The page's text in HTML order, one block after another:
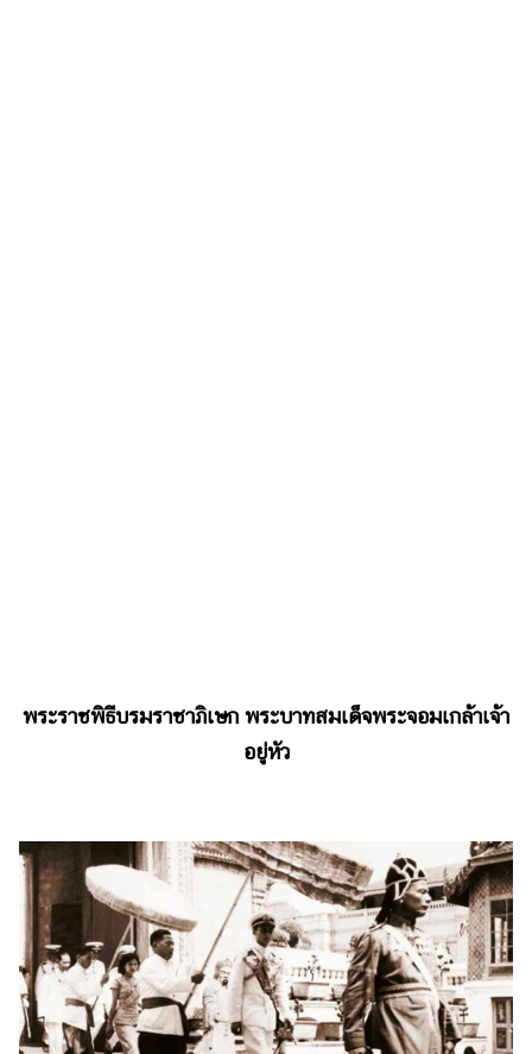
พระราชพิธีบรมราชาภิเษก พระบาทสมเด็จพระจอมเกล้าเจ้า
อยู่หัว